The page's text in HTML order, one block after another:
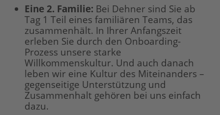
Eine 2. Familie: Bei Dehner sind Sie ab
Tag 1 Teil eines familiären Teams, das
zusammenhält. In Ihrer Anfangszeit
erleben Sie durch den Onboarding-
Prozess unsere starke
Willkommenskultur. Und auch danach
leben wir eine Kultur des Miteinanders –
gegenseitige Unterstützung und
Zusammenhalt gehören bei uns einfach
dazu.